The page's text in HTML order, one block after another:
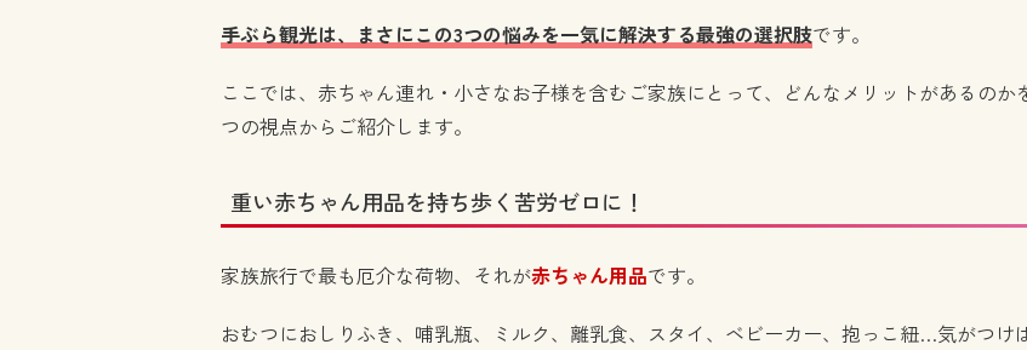
手ぶら観光は、まさにこの3つの悩みを一気に解決する最強の選択肢です。
ここでは、赤ちゃん連れ・小さなお子様を含むご家族にとって、どんなメリットがあるのか
つの視点からご紹介します。
重い赤ちゃん用品を持ち歩く苦労ゼロに！
家族旅行で最も厄介な荷物、それが赤ちゃん用品です。
おむつにおしりふき、哺乳瓶、ミルク、離乳食、スタイ、ベビーカー、抱っこ紐…気がつけ